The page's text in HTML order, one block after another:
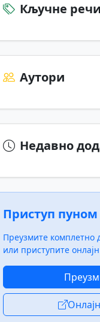
Кључне речи
Аутори
Недавно
Приступ пуном
Преузмите комплетно
или приступите